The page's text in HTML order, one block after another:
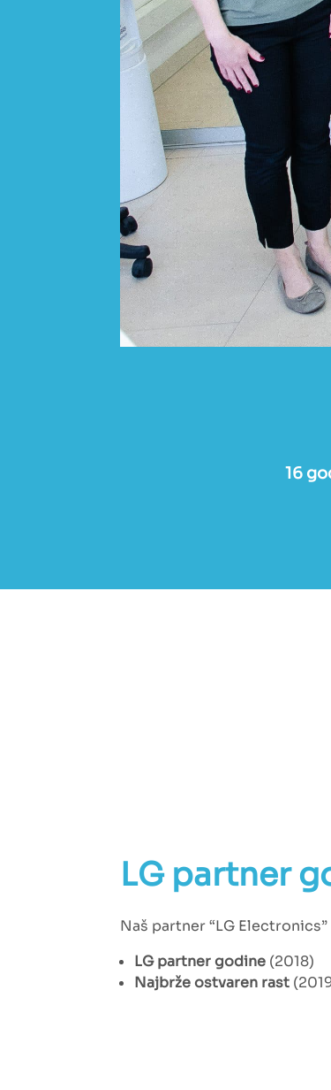
16
LG partner
Naš partner “LG
LG partner godine (2018)
Najbrže ostvaren rast